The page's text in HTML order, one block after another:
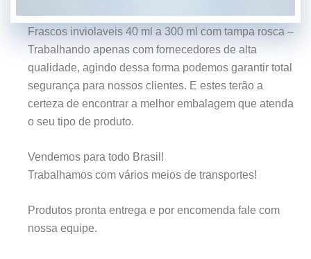
Frascos inviolaveis 40 ml a 300 ml com tampa rosca –
Trabalhando apenas com fornecedores de alta
qualidade, agindo dessa forma podemos garantir total
segurança para nossos clientes. E estes terão a
certeza de encontrar a melhor embalagem que atenda
o seu tipo de produto.
Vendemos para todo Brasil!
Trabalhamos com vários meios de transportes!
Produtos pronta entrega e por encomenda fale com
nossa equipe.